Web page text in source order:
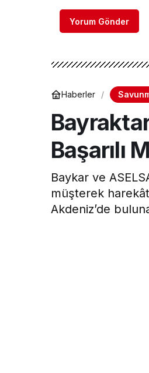
Yorum Gönder
Haberler
Başarılı
Baykar ve
müşterek
Akdeniz’de